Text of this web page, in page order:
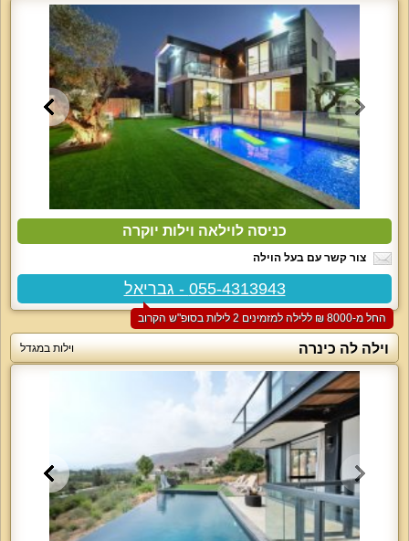
כניסה לוילאה וילות יוקרה
צור קשר עם בעל הוילה
055-4313943 - גבריאל
החל מ-‏8000 ₪ ללילה למזמינים 2 לילות בסופ"ש הקרוב
וילה לה כינרה וילות במגדל